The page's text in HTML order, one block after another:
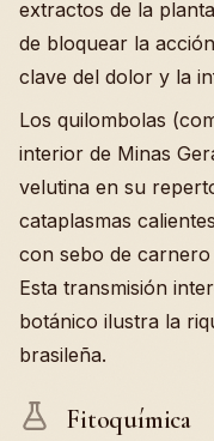
extractos de la
de bloquear la
clave del dolor y la
Los quilombolas
interior de Minas
velutina en su
cataplasmas
con sebo de
Esta transmisión
botánico ilustra la
brasileña.
Fitoquímica